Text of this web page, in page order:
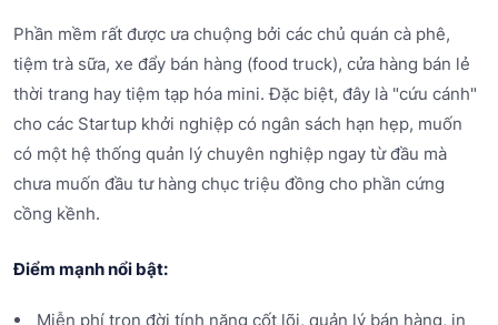
Phần mềm rất được ưa chuộng bởi các chủ quán cà phê,
tiệm trà sữa, xe đẩy bán hàng (food truck), cửa hàng bán lẻ
thời trang hay tiệm tạp hóa mini. Đặc biệt, đây là "cứu cánh"
cho các Startup khởi nghiệp có ngân sách hạn hẹp, muốn
có một hệ thống quản lý chuyên nghiệp ngay từ đầu mà
chưa muốn đầu tư hàng chục triệu đồng cho phần cứng
cồng kềnh.
Điểm mạnh nổi bật:
Miễn phí trọn đời tính năng cốt lõi, quản lý bán hàng, in